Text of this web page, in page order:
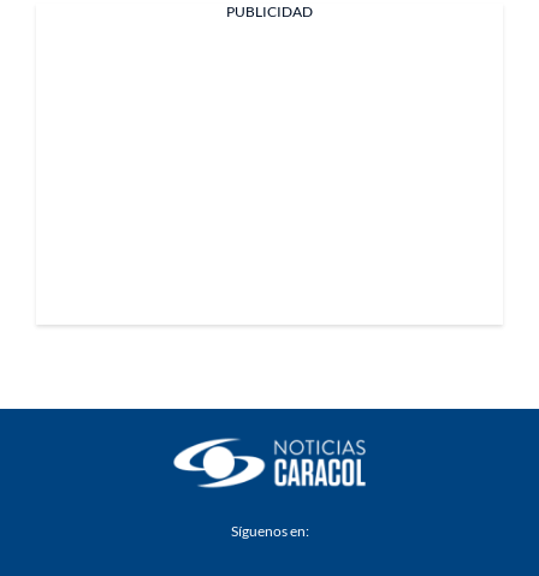
PUBLICIDAD
Síguenos en: